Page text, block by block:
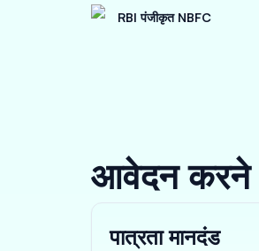
RBI पंजीकृत NBFC
आवेदन करने
पात्रता मानदंड